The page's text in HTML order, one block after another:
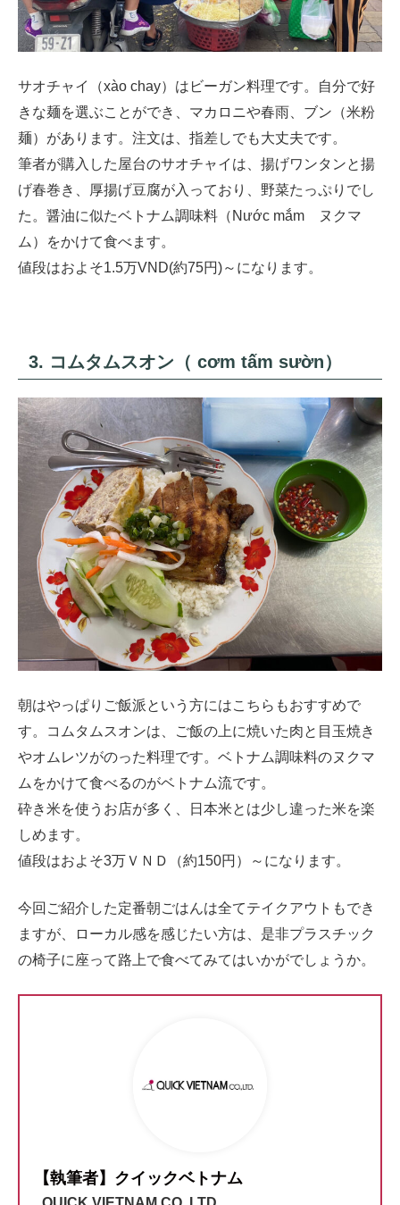
サオチャイ（xào chay）はビーガン料理です。自分で好
きな麺を選ぶことができ、マカロニや春雨、ブン（米粉
麺）があります。注文は、指差しでも大丈夫です。
筆者が購入した屋台のサオチャイは、揚げワンタンと揚
げ春巻き、厚揚げ豆腐が入っており、野菜たっぷりでし
た。醤油に似たベトナム調味料（Nước mắm ヌクマ
ム）をかけて食べます。
値段はおよそ1.5万VND(約75円)～になります。
3. コムタムスオン（ cơm tấm sườn）
朝はやっぱりご飯派という方にはこちらもおすすめで
す。コムタムスオンは、ご飯の上に焼いた肉と目玉焼き
やオムレツがのった料理です。ベトナム調味料のヌクマ
ムをかけて食べるのがベトナム流です。
砕き米を使うお店が多く、日本米とは少し違った米を楽
しめます。
値段はおよそ3万ＶＮＤ（約150円）～になります。
今回ご紹介した定番朝ごはんは全てテイクアウトもでき
ますが、ローカル感を感じたい方は、是非プラスチック
の椅子に座って路上で食べてみてはいかがでしょうか。
【執筆者】クイックベトナム